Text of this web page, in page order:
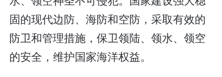
固的现代边防、海防和空防，采取有效的
防卫和管理措施，保卫领陆、领水、领空
的安全，维护国家海洋权益。